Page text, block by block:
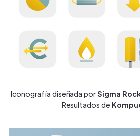
Iconografía diseñada porSigma
Resultados de